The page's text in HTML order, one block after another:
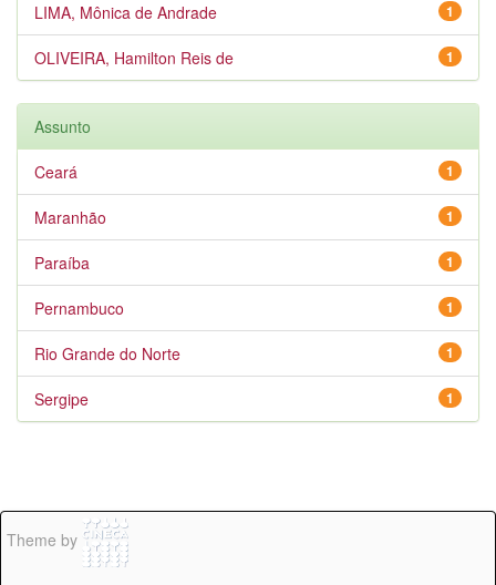
1
LIMA, Mônica de Andrade
1
OLIVEIRA, Hamilton Reis de
Assunto
1
Ceará
1
Maranhão
1
Paraíba
1
Pernambuco
1
Rio Grande do Norte
1
Sergipe
Theme by